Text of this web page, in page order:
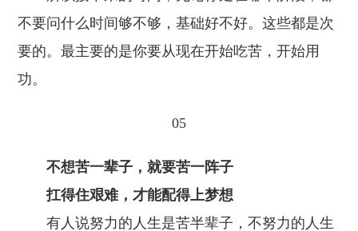
不要问什么时间够不够，基础好不好。这些都是次
要的。最主要的是你要从现在开始吃苦，开始用
功。
05
不想苦一辈子，就要苦一阵子
扛得住艰难，才能配得上梦想
有人说努力的人生是苦半辈子，不努力的人生